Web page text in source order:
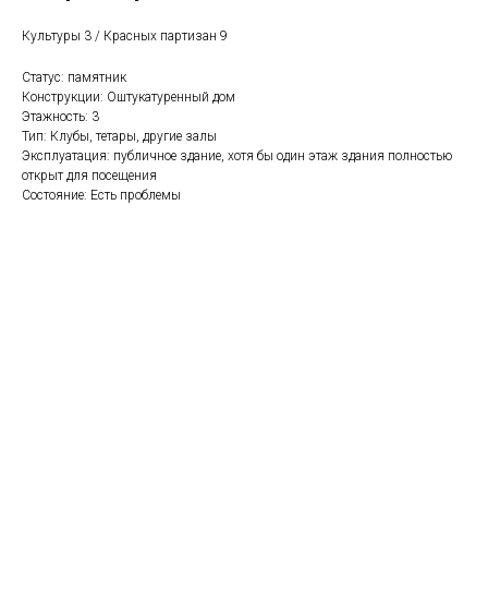
Культуры 3 / Красных партизан 9
Статус: памятник
Конструкции: Оштукатуренный дом
Этажность: 3
Тип: Клубы, тетары, другие залы
Эксплуатация: публичное здание, хотя бы один этаж здания полностью
открыт для посещения
Состояние: Есть проблемы